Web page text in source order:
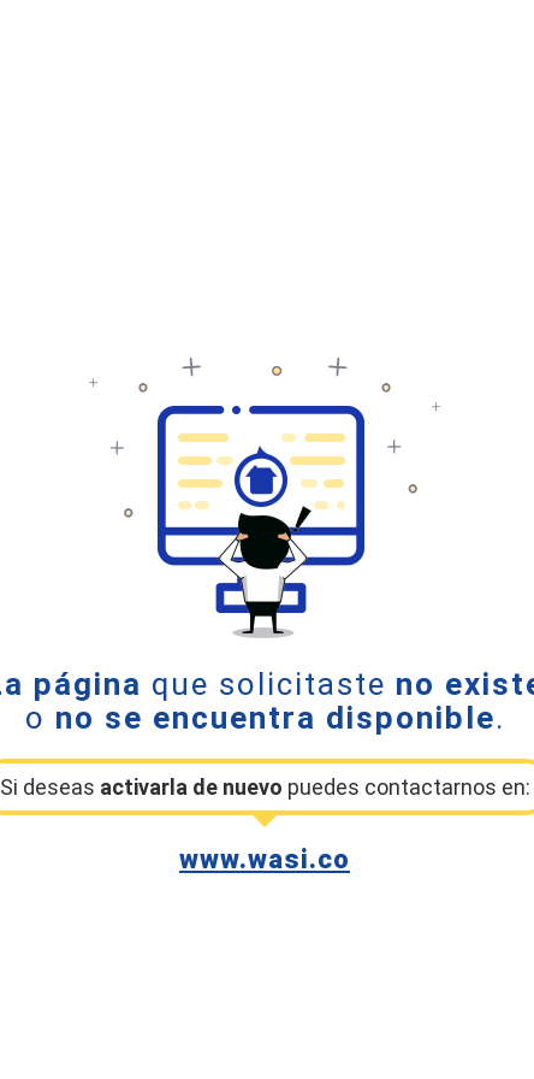
página que solicitaste no
o no se encuentra disponible.
Si deseas activarla de nuevo puedes contactarnos en:
www.wasi.co